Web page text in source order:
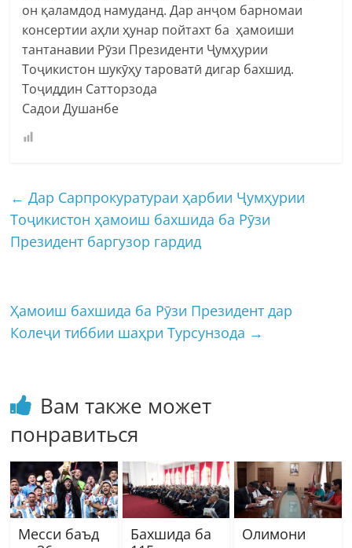
он қаламдод намуданд. Дар анҷом барномаи
консертии аҳли ҳунар пойтахт ба ҳамоиши
тантанавии Рӯзи Президенти Ҷумҳурии
Тоҷикистон шукӯҳу тароватӣ дигар бахшид.
Тоҷиддин Сатторзода
Садои Душанбе
← Дар Сарпрокуратураи ҳарбии Ҷумҳурии
Тоҷикистон ҳамоиш бахшида ба Рӯзи
Президент баргузор гардид
Ҳамоиш бахшида ба Рӯзи Президент дар
Колеҷи тиббии шаҳри Турсунзода →
Вам также может
понравиться
Месси баъд
Бахшида ба
Олимони